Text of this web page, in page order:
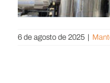
6 de agosto de 2025